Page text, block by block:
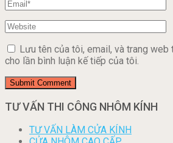
Lưu tên của tôi, email, và trang web
cho lần bình luận kế tiếp của tôi.
TƯ VẤN THI CÔNG NHÔM KÍNH
TƯ VẤN LÀM CỬA KÍNH